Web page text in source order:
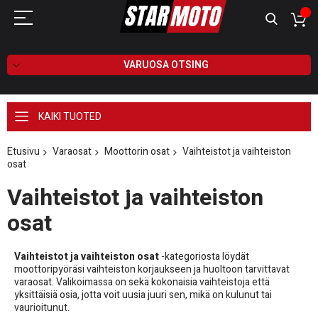
VARUOSA OTSING
KAIKI TUOTED
Etusivu Varaosat Moottorin osat
Vaihteistot ja vaihteiston
osat
Vaihteistot ja vaihteiston
osat
Vaihteistot ja vaihteiston osat-kategoriosta löydät
moottoripyöräsi vaihteiston korjaukseen ja huoltoon tarvittavat
varaosat. Valikoimassa on sekä kokonaisia vaihteistoja että
yksittäisiä osia, jotta voit uusia juuri sen, mikä on kulunut tai
vaurioitunut.